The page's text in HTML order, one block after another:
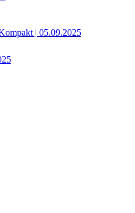
| 05.09.2025